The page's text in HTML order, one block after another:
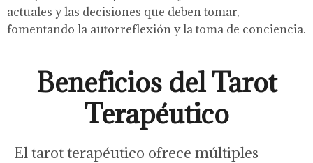
actuales y las decisiones que deben tomar,
fomentando la autorreflexión y la toma de conciencia.
Beneficios del Tarot
Terapéutico
El tarot terapéutico ofrece múltiples